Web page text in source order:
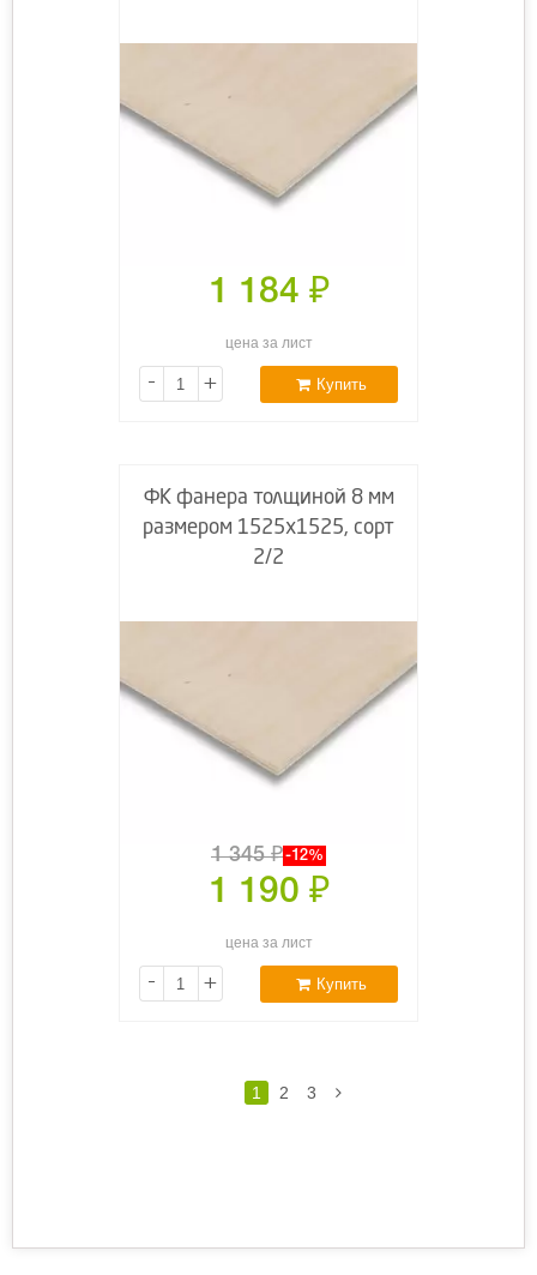
1 184 ₽
цена за лист
- + Купить
ФК фанера толщиной 8 мм
размером 1525х1525, сорт
2/2
1 345₽-12%
1 190 ₽
цена за лист
- + Купить
1 2 3